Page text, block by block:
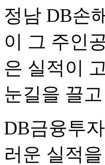
정남 DB손
이 그 주인
은 실적이
눈길을 끌
DB금융투
러운 실적